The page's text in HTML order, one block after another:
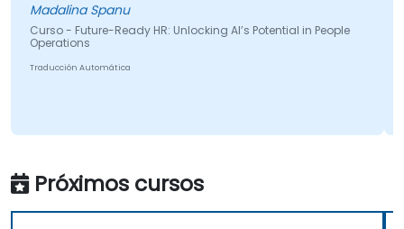
Madalina Spanu
Curso - Future-Ready HR: Unlocking AI’s Potential in People
Operations
Traducción Automática
Próximos cursos